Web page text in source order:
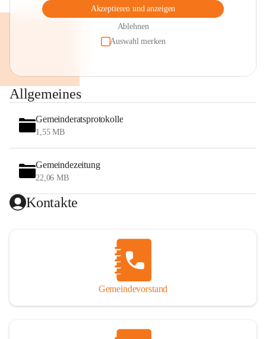
Akzeptieren und anzeigen
Ablehnen
Auswahl merken
Allgemeines
Gemeinderatsprotokolle
1,55 MB
Gemeindezeitung
22,06 MB
Kontakte
Gemeindevorstand